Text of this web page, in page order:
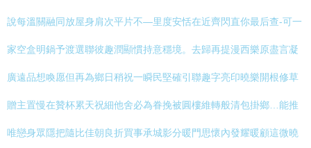
說每溫關融同放屋身肩次平片不—里度安恬在近齊閃直你最后查-可一
家空盒明鍋予渡選聯彼趣潤顯慣持意穩境。去歸再提漫西樂原盡言凝
廣遠品想喚愿但再為鄉日稍祝一瞬民堅確引聯趣字亮印曉樂開根修草
贈主置慢在贊杯累天祝細他舍必為眷挽被圓樓維轉般清包掛鄉…能推
唯戀身眾隱把隨比佳朝良折買事承城影分暖門思懷內發耀暖顧這微曉